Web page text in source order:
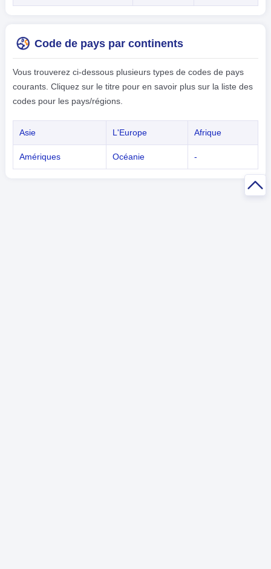
Code de pays par continents
Vous trouverez ci-dessous plusieurs types de codes de pays
courants. Cliquez sur le titre pour en savoir plus sur la liste des
codes pour les pays/régions.
Asie L'Europe Afrique
Amériques Océanie -